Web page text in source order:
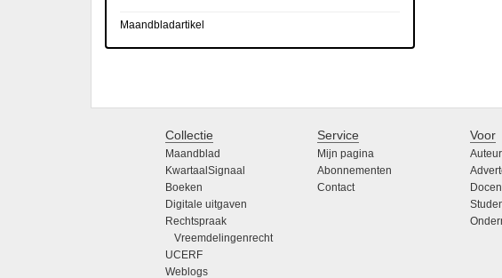
Maandbladartikel
Collectie
Maandblad
KwartaalSignaal
Boeken
Digitale uitgaven
Rechtspraak
Vreemdelingenrecht
UCERF
Weblogs
Service
Mijn pagina
Abonnementen
Contact
Voor